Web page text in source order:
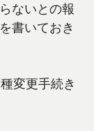
ないとの報
書いておき
変更手続き